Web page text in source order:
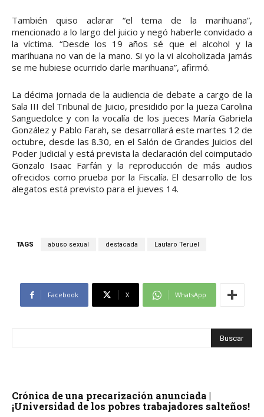
También quiso aclarar “el tema de la marihuana”,
mencionado a lo largo del juicio y negó haberle convidado a
la víctima. “Desde los 19 años sé que el alcohol y la
marihuana no van de la mano. Si yo la vi alcoholizada jamás
se me hubiese ocurrido darle marihuana”, afirmó.
La décima jornada de la audiencia de debate a cargo de la
Sala III del Tribunal de Juicio, presidido por la jueza Carolina
Sanguedolce y con la vocalía de los jueces María Gabriela
González y Pablo Farah, se desarrollará este martes 12 de
octubre, desde las 8.30, en el Salón de Grandes Juicios del
Poder Judicial y está prevista la declaración del coimputado
Gonzalo Isaac Farfán y la reproducción de más audios
ofrecidos como prueba por la Fiscalía. El desarrollo de los
alegatos está previsto para el jueves 14.
TAGS abuso sexual destacada Lautaro Teruel
Facebook X WhatsApp
Crónica de una precarización anunciada |
¡Universidad de los pobres trabajadores salteños!